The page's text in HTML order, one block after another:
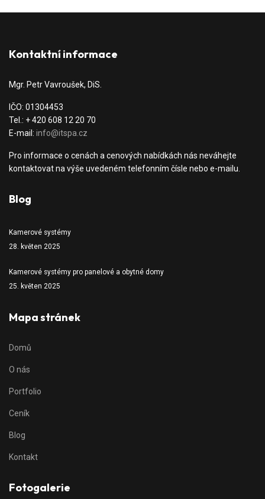
Kontaktní informace
Mgr. Petr Vavroušek, DiS.
IČO: 01304453
Tel.: + 420 608 12 20 70
E-mail: info@itspa.cz
Pro informace o cenách a cenových nabídkách nás neváhejte
kontaktovat na výše uvedeném telefonním čísle nebo e-mailu.
Blog
Kamerové systémy
28. květen 2025
Kamerové systémy pro panelové a obytné domy
25. květen 2025
Mapa stránek
Domů
O nás
Portfolio
Ceník
Blog
Kontakt
Fotogalerie